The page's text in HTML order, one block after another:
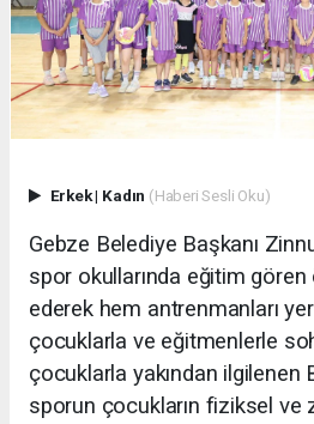
Erkek| Kadın (Haberi Sesli Oku)
Gebze Belediye Başkanı
spor okullarında eğitim
ederek hem antrenmanları
çocuklarla ve eğitmenlerle
çocuklarla yakından ilgilenen
sporun çocukların fiziksel ve